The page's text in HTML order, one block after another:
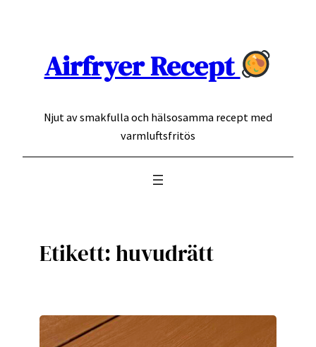
Airfryer Recept
Njut av smakfulla och hälsosamma recept med
varmluftsfritös
Etikett:huvudrätt